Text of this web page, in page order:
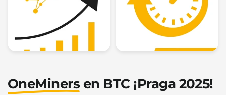
OneMinersen BTC ¡Praga 2025!